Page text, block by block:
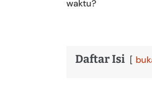
waktu?
Daftar Isi